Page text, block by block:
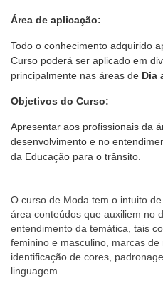
Área de aplicação:
Todo o conhecimento adquirido
Curso poderá ser aplicado em
principalmente nas áreas de Dia
Objetivos do Curso:
Apresentar aos profissionais da
desenvolvimento e no
da Educação para o trânsito.
O curso de Moda tem o intuito
área conteúdos que auxiliem no
entendimento da temática, tais
feminino e masculino, marcas de
identificação de cores,
linguagem.